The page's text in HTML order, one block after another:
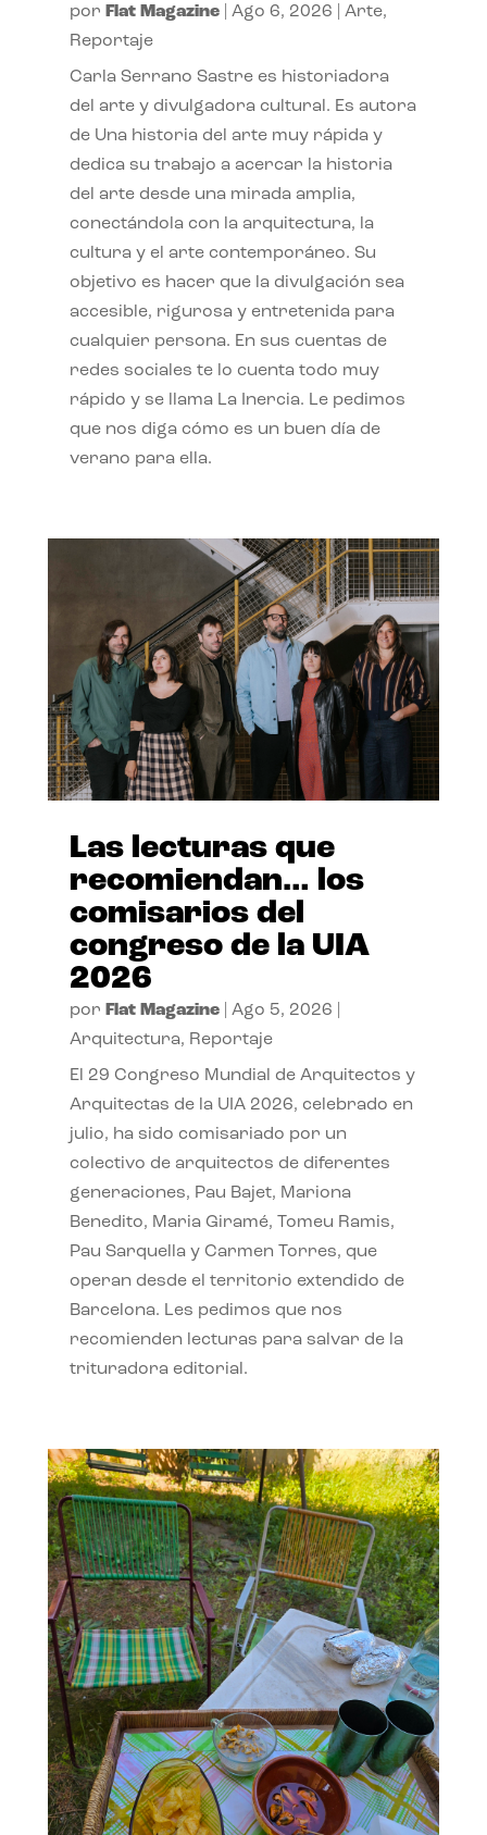
por Flat Magazine| Ago 6, 2026 Arte,
Reportaje
Carla Serrano Sastre es historiadora
del arte y divulgadora cultural. Es autora
de Una historia del arte muy rápida y
dedica su trabajo a acercar la historia
del arte desde una mirada amplia,
conectándola con la arquitectura, la
cultura y el arte contemporáneo. Su
objetivo es hacer que la divulgación sea
accesible, rigurosa y entretenida para
cualquier persona. En sus cuentas de
redes sociales te lo cuenta todo muy
rápido y se llama La Inercia. Le pedimos
que nos diga cómo es un buen día de
verano para ella.
Las lecturas que
recomiendan… los
comisarios del
congreso de la UIA
2026
por Flat Magazine| Ago 5, 2026
Arquitectura, Reportaje
El 29 Congreso Mundial de Arquitectos y
Arquitectas de la UIA 2026, celebrado en
julio, ha sido comisariado por un
colectivo de arquitectos de diferentes
generaciones, Pau Bajet, Mariona
Benedito, Maria Giramé, Tomeu Ramis,
Pau Sarquella y Carmen Torres, que
operan desde el territorio extendido de
Barcelona. Les pedimos que nos
recomienden lecturas para salvar de la
trituradora editorial.